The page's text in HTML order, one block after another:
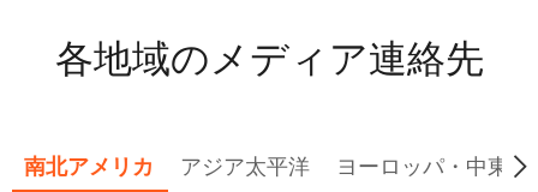
各地域のメディア連絡先
南北アメリカ アジア太平洋 ヨーロッパ・中東・